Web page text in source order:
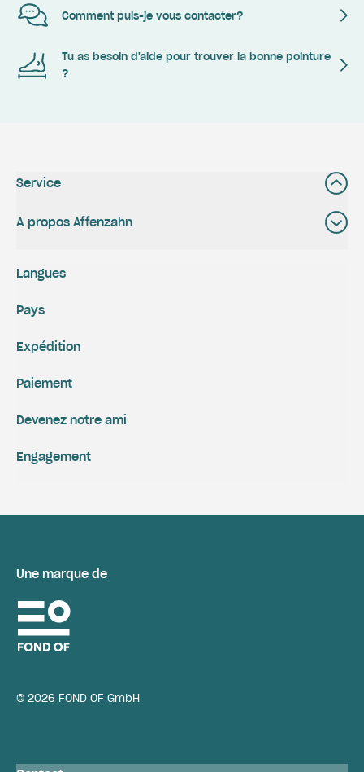
Comment puis-je vous contacter?
Tu as besoin d'aide pour trouver la bonne pointure
?
Service
A propos Affenzahn
Expédition
Paiement
Engagement
Devenez notre ami
Langues
Pays
Une marque de
© 2026 FOND OF GmbH